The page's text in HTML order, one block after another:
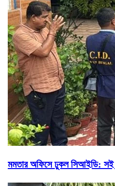
মমতার অফিসে ঢুকল সিআইডি: সই